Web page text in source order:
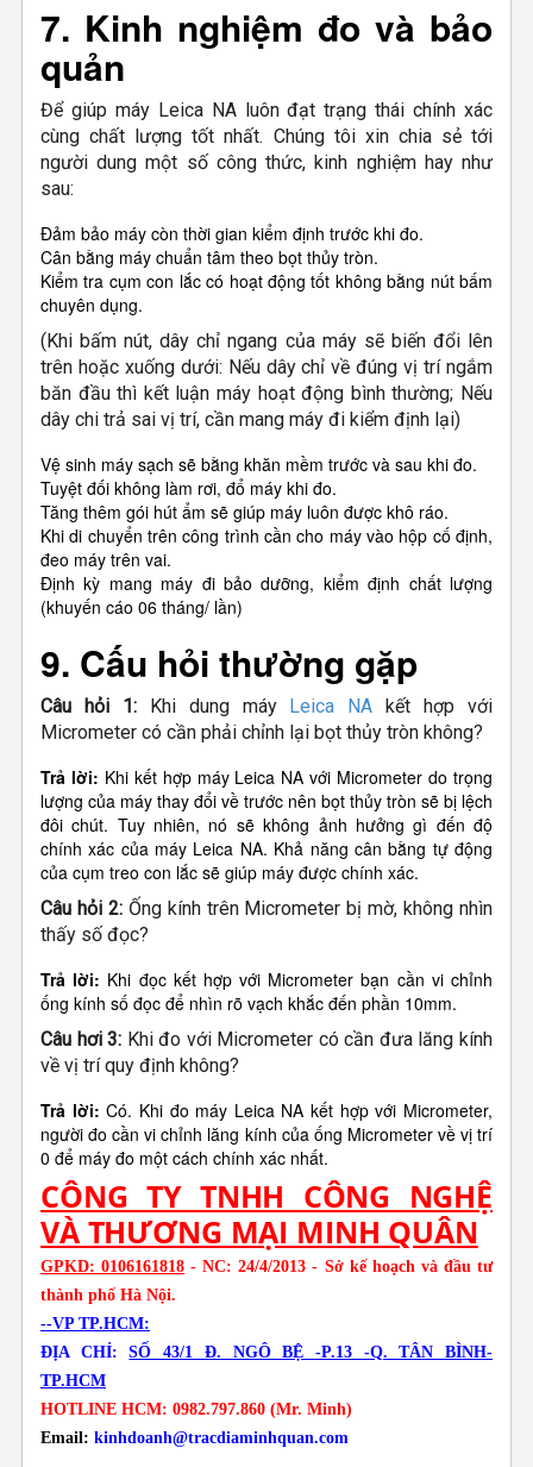
7. Kinh nghiệm đo và bảo
quản
Để giúp máy Leica NA luôn đạt trạng thái chính xác
cùng chất lượng tốt nhất. Chúng tôi xin chia sẻ tới
người dung một số công thức, kinh nghiệm hay như
sau:
Đảm bảo máy còn thời gian kiểm định trước khi đo.
Cân bằng máy chuẩn tâm theo bọt thủy tròn.
Kiểm tra cụm con lắc có hoạt động tốt không bằng nút bấm
chuyên dụng.
(Khi bấm nút, dây chỉ ngang của máy sẽ biến đổi lên
trên hoặc xuống dưới: Nếu dây chỉ về đúng vị trí ngắm
băn đầu thì kết luận máy hoạt động bình thường; Nếu
dây chi trả sai vị trí, cần mang máy đi kiểm định lại)
Vệ sinh máy sạch sẽ bằng khăn mềm trước và sau khi đo.
Tuyệt đối không làm rơi, đổ máy khi đo.
Tăng thêm gói hút ẩm sẽ giúp máy luôn được khô ráo.
Khi di chuyển trên công trình cần cho máy vào hộp cố định,
đeo máy trên vai.
Định kỳ mang máy đi bảo dưỡng, kiểm định chất lượng
(khuyến cáo 06 tháng/ lần)
9. Cấu hỏi thường gặp
Câu hỏi 1:Khi dung máy Leica NA kết hợp với
Micrometer có cần phải chỉnh lại bọt thủy tròn không?
Trả lời: Khi kết hợp máy Leica NA với Micrometer do trọng
lượng của máy thay đổi về trước nên bọt thủy tròn sẽ bị lệch
đôi chút. Tuy nhiên, nó sẽ không ảnh hưởng gì đến độ
chính xác của máy Leica NA. Khả năng cân bằng tự động
của cụm treo con lắc sẽ giúp máy được chính xác.
Câu hỏi 2:Ống kính trên Micrometer bị mờ, không nhìn
thấy số đọc?
Trả lời: Khi đọc kết hợp với Micrometer bạn cần vi chỉnh
ống kính số đọc để nhìn rõ vạch khắc đến phần 10mm.
Câu hơi 3: Khi đo với Micrometer có cần đưa lăng kính
về vị trí quy định không?
Trả lời: Có. Khi đo máy Leica NA kết hợp với Micrometer,
người đo cần vi chỉnh lăng kính của ống Micrometer về vị trí
0 để máy đo một cách chính xác nhất.
CÔNG TY TNHH CÔNG NGHỆ
VÀ THƯƠNG MẠI MINH QUÂN
GPKD: 0106161818 - NC: 24/4/2013 - Sở kế hoạch và đầu tư
thành phố Hà Nội.
--VP TP.HCM:
ĐỊA CHỈ:SỐ 43/1 Đ. NGÔ BỆ -P.13 -Q. TÂN BÌNH-
TP.HCM
HOTLINE HCM: 0982.797.860 (Mr. Minh)
Email: kinhdoanh@tracdiaminhquan.com